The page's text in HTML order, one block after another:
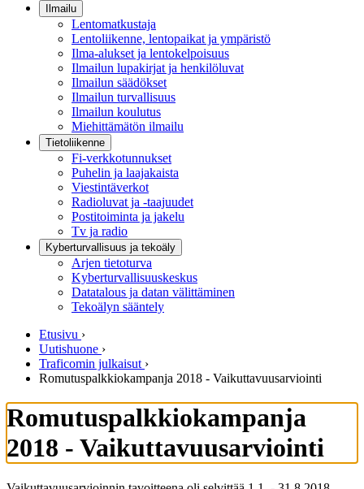
Ilmailu
Lentomatkustaja
Lentoliikenne, lentopaikat ja ympäristö
Ilma-alukset ja lentokelpoisuus
Ilmailun lupakirjat ja henkilöluvat
Ilmailun säädökset
Ilmailun turvallisuus
Ilmailun koulutus
Miehittämätön ilmailu
Tietoliikenne
Fi-verkkotunnukset
Puhelin ja laajakaista
Viestintäverkot
Radioluvat ja -taajuudet
Postitoiminta ja jakelu
Tv ja radio
Kyberturvallisuus ja tekoäly
Arjen tietoturva
Kyberturvallisuuskeskus
Datatalous ja datan välittäminen
Tekoälyn sääntely
Etusivu ›
Uutishuone ›
Traficomin julkaisut ›
Romutuspalkkiokampanja 2018 - Vaikuttavuusarviointi
Romutuspalkkiokampanja
2018 - Vaikuttavuusarviointi